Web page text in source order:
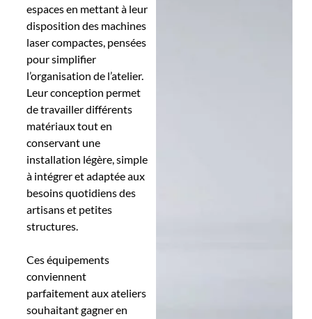
espaces en mettant à leur
disposition des machines
laser compactes, pensées
pour simplifier
l’organisation de l’atelier.
Leur conception permet
de travailler différents
matériaux tout en
conservant une
installation légère, simple
à intégrer et adaptée aux
besoins quotidiens des
artisans et petites
structures.
Ces équipements
conviennent
parfaitement aux ateliers
souhaitant gagner en